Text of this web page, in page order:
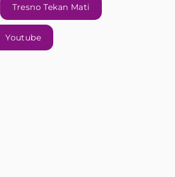
Tresno Tekan Mati
Youtube